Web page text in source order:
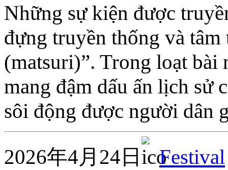
Những sự kiện được
đựng truyền thống và
(matsuri)”. Trong loạt bài
mang đậm dấu ấn lịch sử
sôi động được người
2026年4月24日
Festival